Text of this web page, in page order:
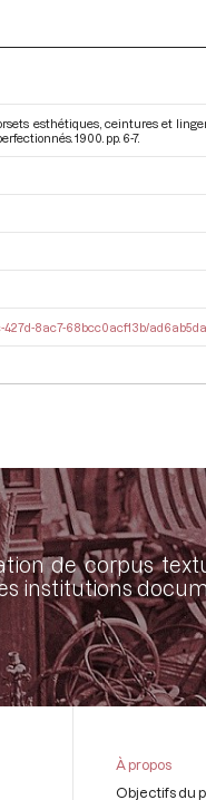
esthétiques, ceintures et
. 1900. pp. 6-7.
427d-8ac7-68bcc0acf13b/
de corpus
institutions
À propos
Objectifs du